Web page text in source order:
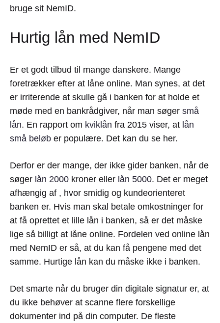
bruge sit NemID.
Hurtig lån med NemID
Er et godt tilbud til mange danskere. Mange
foretrækker efter at låne online. Man synes, at det
er irriterende at skulle gå i banken for at holde et
møde med en bankrådgiver, når man søger små
lån. En rapport om kviklån fra 2015 viser, at lån
små beløb er populære. Det kan du se her.
Derfor er der mange, der ikke gider banken, når de
søger lån 2000 kroner eller lån 5000. Det er meget
afhængig af , hvor smidig og kundeorienteret
banken er. Hvis man skal betale omkostninger for
at få oprettet et lille lån i banken, så er det måske
lige så billigt at låne online. Fordelen ved online lån
med NemID er så, at du kan få pengene med det
samme. Hurtige lån kan du måske ikke i banken.
Det smarte når du bruger din digitale signatur er, at
du ikke behøver at scanne flere forskellige
dokumenter ind på din computer. De fleste